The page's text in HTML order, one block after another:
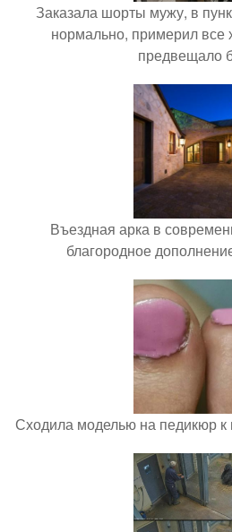
Заказала шорты мужу, в
нормально, примерил все
предвещало
Въездная арка в
благородное
Сходила моделью на педикюр